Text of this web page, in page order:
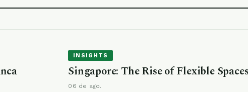
INSIGHTS
Singapore: The Rise of Flexible Spaces
06 de ago.